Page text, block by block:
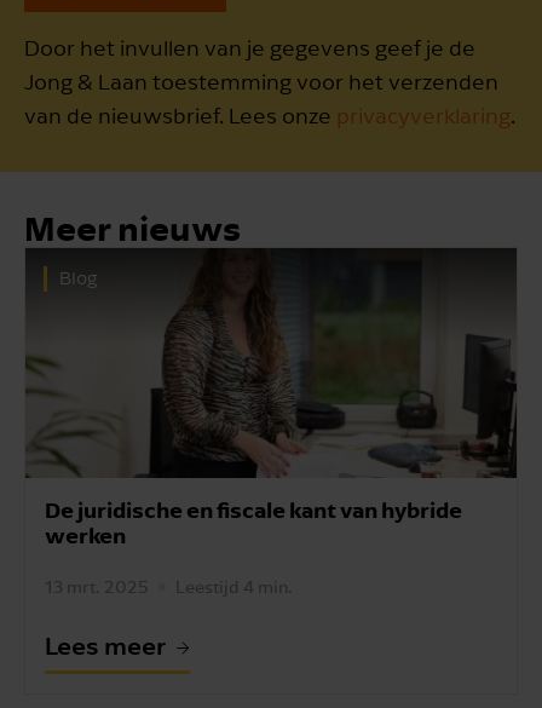
Door het invullen van je gegevens geef je de
Jong & Laan toestemming voor het verzenden
van de nieuwsbrief. Lees onze privacyverklaring.
Meer nieuws
Blog
De juridische en fiscale kant van hybride
werken
13 mrt. 2025 Leestijd 4 min.
Lees meer